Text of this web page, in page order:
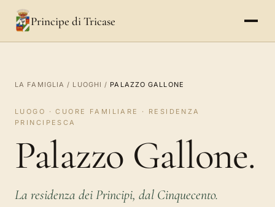
Principe di Tricase
LA FAMIGLIA / LUOGHI / PALAZZO GALLONE
LUOGO · CUORE FAMILIARE · RESIDENZA
PRINCIPESCA
Palazzo Gallone.
La residenza dei Principi, dal Cinquecento.